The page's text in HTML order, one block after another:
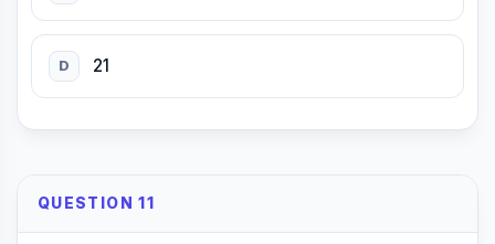
D 21
QUESTION 11